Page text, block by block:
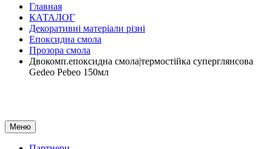
Главная
КАТАЛОГ
Декоративні матеріали різні
Епоксидна смола
Прозора смола
Двокомп.епоксидна смола|термостійка суперглянсова
Gedeo Pebeo 150мл
Меню